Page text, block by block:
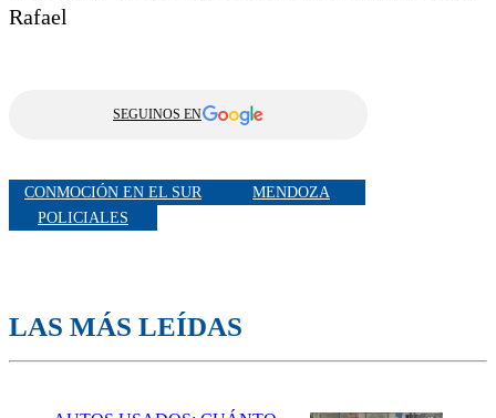
Rafael
SEGUINOS EN
CONMOCIÓN EN EL SUR
MENDOZA
POLICIALES
LAS MÁS LEÍDAS